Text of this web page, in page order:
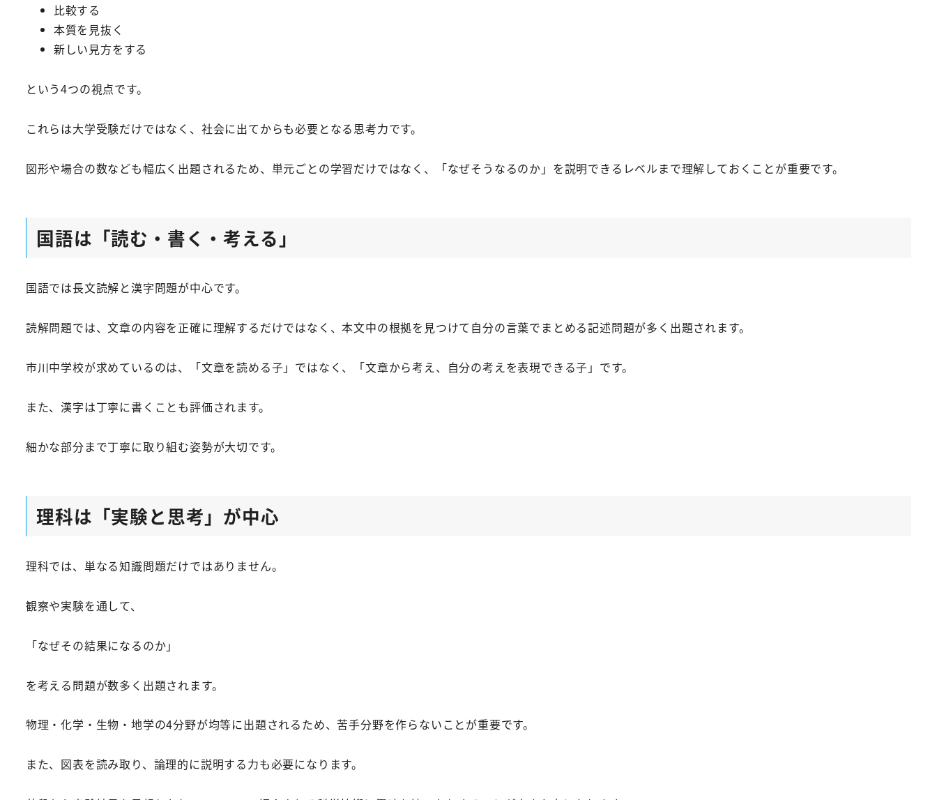
比較する
本質を見抜く
新しい見方をする
という4つの視点です。
これらは大学受験だけではなく、社会に出てからも必要となる思考力です。
図形や場合の数なども幅広く出題されるため、単元ごとの学習だけではなく、「なぜそうなるのか」を説明できるレベルまで理解しておくことが重要です。
国語は「読む・書く・考える」
国語では長文読解と漢字問題が中心です。
読解問題では、文章の内容を正確に理解するだけではなく、本文中の根拠を見つけて自分の言葉でまとめる記述問題が多く出題されます。
市川中学校が求めているのは、「文章を読める子」ではなく、「文章から考え、自分の考えを表現できる子」です。
また、漢字は丁寧に書くことも評価されます。
細かな部分まで丁寧に取り組む姿勢が大切です。
理科は「実験と思考」が中心
理科では、単なる知識問題だけではありません。
観察や実験を通して、
「なぜその結果になるのか」
を考える問題が数多く出題されます。
物理・化学・生物・地学の4分野が均等に出題されるため、苦手分野を作らないことが重要です。
また、図表を読み取り、論理的に説明する力も必要になります。